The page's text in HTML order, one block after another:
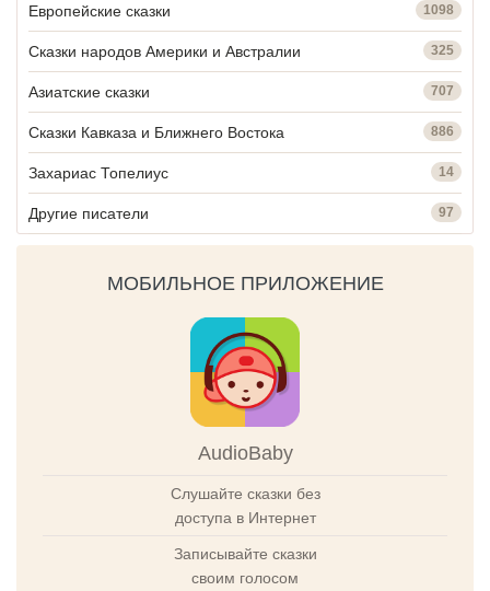
Европейские сказки 1098
Сказки народов Америки и Австралии 325
Азиатские сказки 707
Сказки Кавказа и Ближнего Востока 886
Захариас Топелиус 14
Другие писатели 97
МОБИЛЬНОЕ ПРИЛОЖЕНИЕ
AudioBaby
Слушайте сказки без
доступа в Интернет
Записывайте сказки
своим голосом